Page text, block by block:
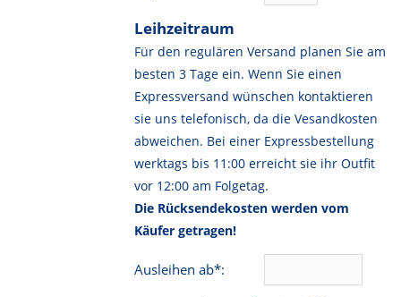
Leihzeitraum
Für den regulären Versand planen Sie am
besten 3 Tage ein. Wenn Sie einen
Expressversand wünschen kontaktieren
sie uns telefonisch, da die Vesandkosten
abweichen. Bei einer Expressbestellung
werktags bis 11:00 erreicht sie ihr Outfit
vor 12:00 am Folgetag.
Die Rücksendekosten werden vom
Käufer getragen!
Ausleihen ab*: